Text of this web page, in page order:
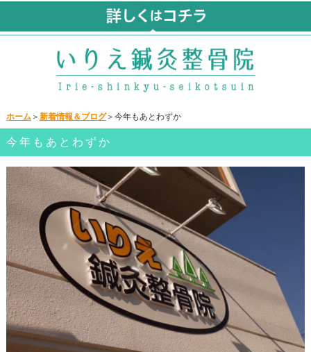
ホーム＞ 新着情報＆ブログ＞今年もあとわずか
今年もあとわずか